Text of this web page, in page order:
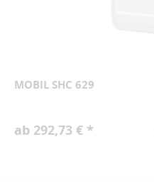
MOBIL SHC 629
ab 292,73 € *